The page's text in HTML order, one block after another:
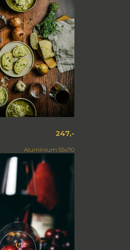
247,-
Aluminium 55x70